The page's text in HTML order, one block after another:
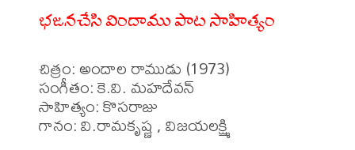
భజనచేసి విందాము పాట సాహిత్యం
చిత్రం: అందాల రాముడు (1973)
సంగీతం: కె.వి. మహదేవన్
సాహిత్యం: కొసరాజు
గానం: వి.రామకృష్ణ , విజయలక్ష్మి